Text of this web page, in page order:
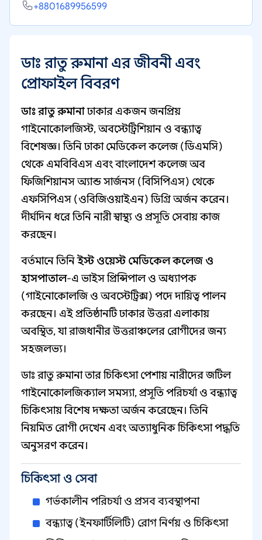
+8801689956599
ডাঃ রাতু রুমানা এর জীবনী এবং
প্রোফাইল বিবরণ
ডাঃ রাতু রুমানাঢাকার একজন জনপ্রিয়
গাইনোকোলজিস্ট, অবস্টেট্রিশিয়ান ও বন্ধ্যাত্ব
বিশেষজ্ঞ। তিনি ঢাকা মেডিকেল কলেজ (ডিএমসি)
থেকে এমবিবিএস এবং বাংলাদেশ কলেজ অব
ফিজিশিয়ানস অ্যান্ড সার্জনস (বিসিপিএস) থেকে
এফসিপিএস (ওবিজিওয়াইএন) ডিগ্রি অর্জন করেন।
দীর্ঘদিন ধরে তিনি নারী স্বাস্থ্য ও প্রসূতি সেবায় কাজ
করছেন।
বর্তমানে তিনিইস্ট ওয়েস্ট মেডিকেল কলেজ ও
হাসপাতাল-এ ভাইস প্রিন্সিপাল ও অধ্যাপক
(গাইনোকোলজি ও অবস্টেট্রিক্স) পদে দায়িত্ব পালন
করছেন। এই প্রতিষ্ঠানটি ঢাকার উত্তরা এলাকায়
অবস্থিত, যা রাজধানীর উত্তরাঞ্চলের রোগীদের জন্য
সহজলভ্য।
ডাঃ রাতু রুমানা তার চিকিৎসা পেশায় নারীদের জটিল
গাইনোকোলজিক্যাল সমস্যা, প্রসূতি পরিচর্যা ও বন্ধ্যাত্ব
চিকিৎসায় বিশেষ দক্ষতা অর্জন করেছেন। তিনি
নিয়মিত রোগী দেখেন এবং অত্যাধুনিক চিকিৎসা পদ্ধতি
অনুসরণ করেন।
চিকিৎসা ও সেবা
গর্ভকালীন পরিচর্যা ও প্রসব ব্যবস্থাপনা
বন্ধ্যাত্ব (ইনফার্টিলিটি) রোগ নির্ণয় ও চিকিৎসা